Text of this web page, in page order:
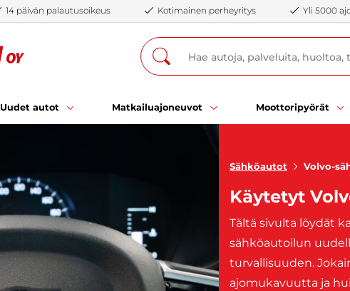
14 päivän palautusoikeus Kotimainen perheyritys Yli 5000
Uudet autot Matkailuajoneuvot Moottoripyörät
Sähköautot Volvo-
Käytetyt
Tältä sivulta löydät
sähköautoilun
turvallisuuden.
ajomukavuutta ja